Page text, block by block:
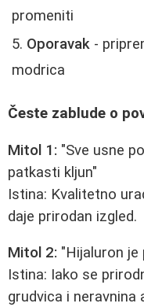
promeniti
Oporavak -
modrica
Česte zablude o
Mitol 1: "Sve usne
patkasti kljun"
Istina: Kvalitetno
daje prirodan izgled.
Mitol 2: "Hijaluron je
Istina: Iako se
grudvica i neravnina